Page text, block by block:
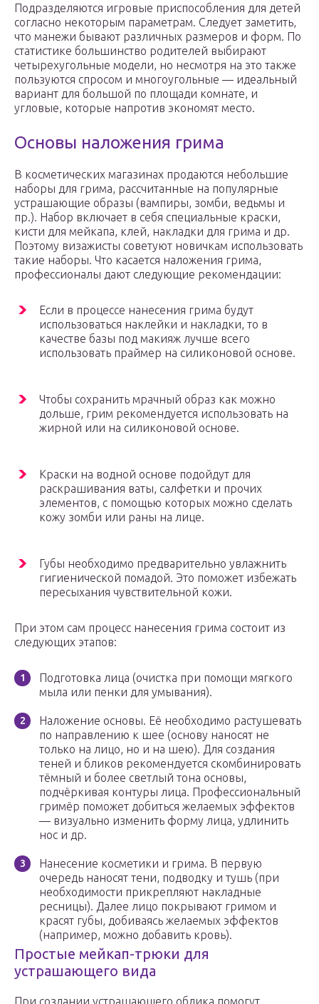
Подразделяются игровые приспособления для детей
согласно некоторым параметрам. Следует заметить,
что манежи бывают различных размеров и форм. По
статистике большинство родителей выбирают
четырехугольные модели, но несмотря на это также
пользуются спросом и многоугольные — идеальный
вариант для большой по площади комнате, и
угловые, которые напротив экономят место.
Основы наложения грима
В косметических магазинах продаются небольшие
наборы для грима, рассчитанные на популярные
устрашающие образы (вампиры, зомби, ведьмы и
пр.). Набор включает в себя специальные краски,
кисти для мейкапа, клей, накладки для грима и др.
Поэтому визажисты советуют новичкам использовать
такие наборы. Что касается наложения грима,
профессионалы дают следующие рекомендации:
Если в процессе нанесения грима будут
использоваться наклейки и накладки, то в
качестве базы под макияж лучше всего
использовать праймер на силиконовой основе.
Чтобы сохранить мрачный образ как можно
дольше, грим рекомендуется использовать на
жирной или на силиконовой основе.
Краски на водной основе подойдут для
раскрашивания ваты, салфетки и прочих
элементов, с помощью которых можно сделать
кожу зомби или раны на лице.
Губы необходимо предварительно увлажнить
гигиенической помадой. Это поможет избежать
пересыхания чувствительной кожи.
При этом сам процесс нанесения грима состоит из
следующих этапов:
Подготовка лица (очистка при помощи мягкого
мыла или пенки для умывания).
Наложение основы. Её необходимо растушевать
по направлению к шее (основу наносят не
только на лицо, но и на шею). Для создания
теней и бликов рекомендуется скомбинировать
тёмный и более светлый тона основы,
подчёркивая контуры лица. Профессиональный
гримёр поможет добиться желаемых эффектов
— визуально изменить форму лица, удлинить
нос и др.
Нанесение косметики и грима. В первую
очередь наносят тени, подводку и тушь (при
необходимости прикрепляют накладные
ресницы). Далее лицо покрывают гримом и
красят губы, добиваясь желаемых эффектов
(например, можно добавить кровь).
Простые мейкап-трюки для
устрашающего вида
При создании устрашающего облика помогут